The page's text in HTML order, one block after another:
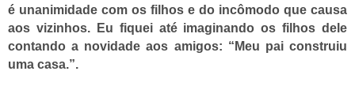
é unanimidade com os filhos e do incômodo que causa
aos vizinhos. Eu fiquei até imaginando os filhos dele
contando a novidade aos amigos: “Meu pai construiu
uma casa.”.